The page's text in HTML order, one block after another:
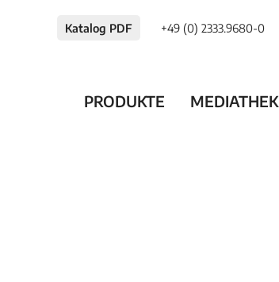
Katalog PDF +49 (0) 2333.9680-0
PRODUKTE MEDIATHEK